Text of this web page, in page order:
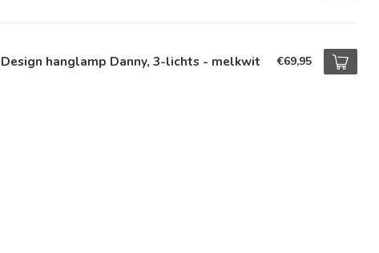
Design hanglamp Danny, 3-lichts - melkwit €69,95